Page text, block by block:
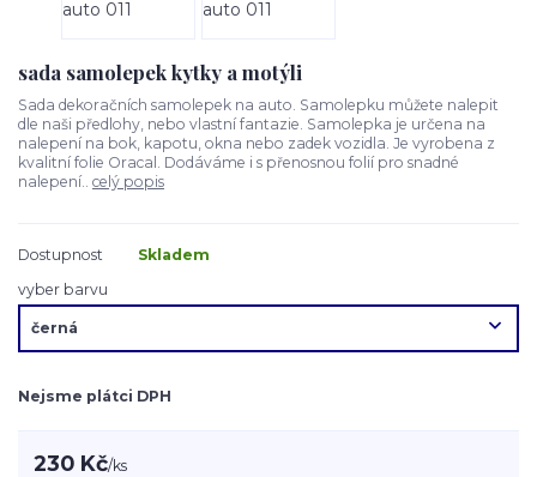
sada samolepek kytky a motýli
Sada dekoračních samolepek na auto. Samolepku můžete nalepit
dle naši předlohy, nebo vlastní fantazie. Samolepka je určena na
nalepení na bok, kapotu, okna nebo zadek vozidla. Je vyrobena z
kvalitní folie Oracal. Dodáváme i s přenosnou folií pro snadné
nalepení.. celý popis
Dostupnost
Skladem
vyber barvu
Nejsme plátci DPH
230 Kč/ks